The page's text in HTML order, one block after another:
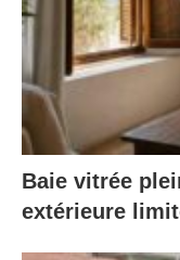
Baie vitrée
extérieure